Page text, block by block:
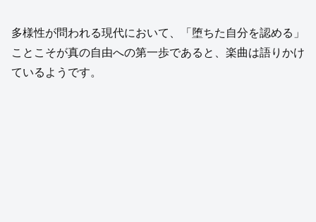
多様性が問われる現代において、「堕ちた自分を認める」
ことこそが真の自由への第一歩であると、楽曲は語りかけ
ているようです。